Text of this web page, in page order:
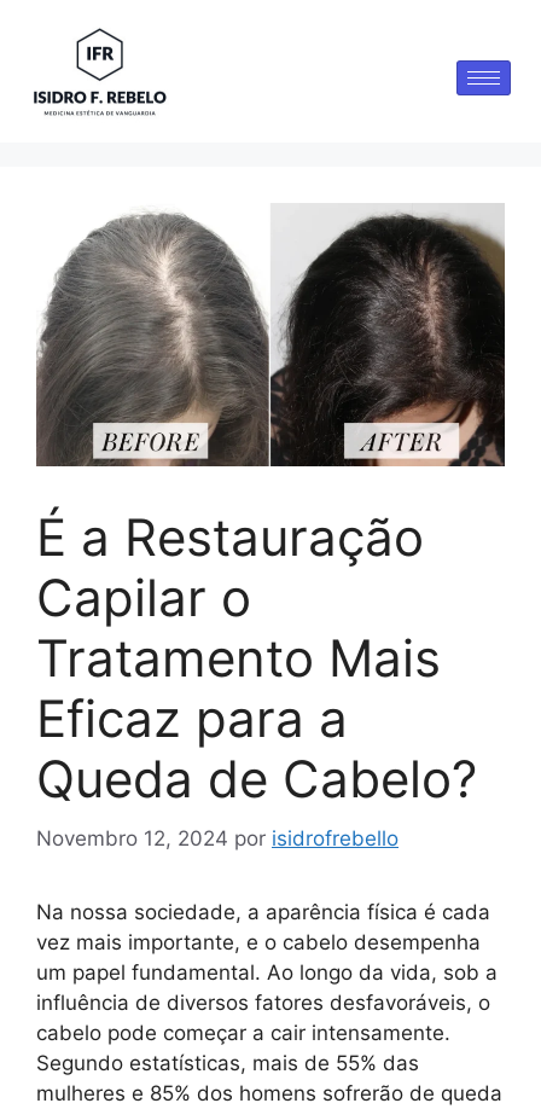
É a Restauração
Capilar o
Tratamento Mais
Eficaz para a
Queda de Cabelo?
Novembro 12, 2024 por isidrofrebello
Na nossa sociedade, a aparência física é cada
vez mais importante, e o cabelo desempenha
um papel fundamental. Ao longo da vida, sob a
influência de diversos fatores desfavoráveis, o
cabelo pode começar a cair intensamente.
Segundo estatísticas, mais de 55% das
mulheres e 85% dos homens sofrerão de queda